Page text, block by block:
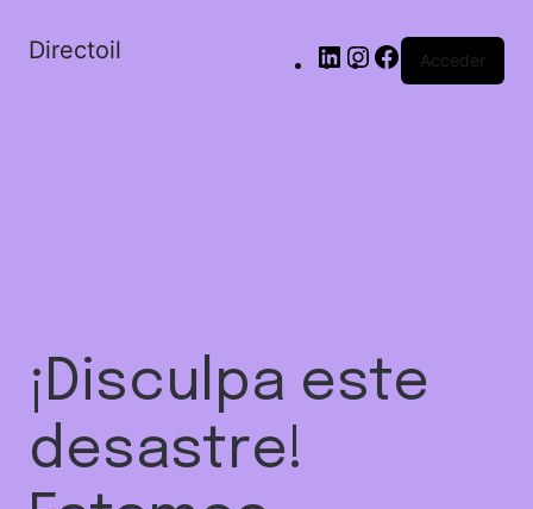
Directoil Acceder
¡Disculpa este
desastre!